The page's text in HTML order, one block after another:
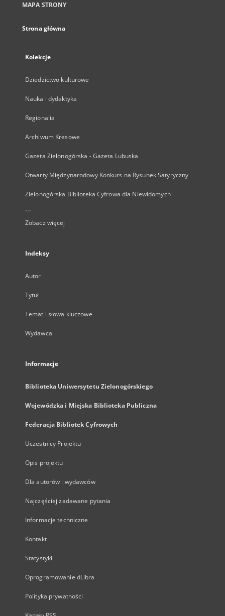
MAPA STRONY
Strona główna
Kolekcje
Dziedzictwo kulturowe
Nauka i dydaktyka
Regionalia
Archiwum Kresowe
Gazeta Zielonogórska - Gazeta Lubuska
Otwarty Międzynarodowy Konkurs na Rysunek Satyryczny
Zielonogórska Biblioteka Cyfrowa dla Niewidomych
...
Zobacz więcej
Indeksy
Autor
Tytuł
Temat i słowa kluczowe
Wydawca
Informacje
Biblioteka Uniwersytetu Zielonogórskiego
Wojewódzka i Miejska Biblioteka Publiczna
Federacja Bibliotek Cyfrowych
Uczestnicy Projektu
Opis projektu
Dla autorów i wydawców
Najczęściej zadawane pytania
Informacje techniczne
Kontakt
Statystyki
Oprogramowanie dLibra
Polityka prywatności